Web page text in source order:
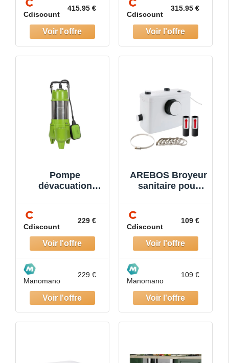
submersible
15.000 l/h tuyau
20 m 160002469
Cdiscount
415.95 €
usées 7 ch 3600
tr/min 60
Cdiscount
315.95 €
Pompe
dévacuation
usées Pompe
Vide Cave Inox
VITO
Cdiscount
229 €
Manomano
229 €
AREBOS Broyeur
sanitaire pour
eaux usées 600W
Cdiscount
109 €
Manomano
109 €